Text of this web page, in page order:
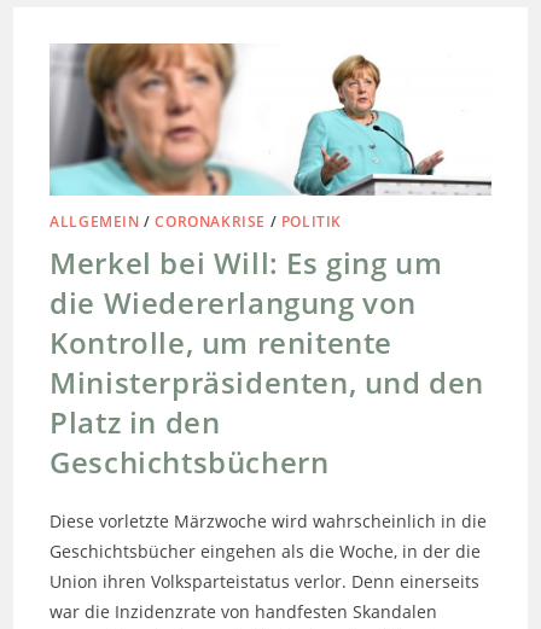
ALLGEMEIN /CORONAKRISE / POLITIK
Merkel bei Will: Es ging um
die Wiedererlangung von
Kontrolle, um renitente
Ministerpräsidenten, und den
Platz in den
Geschichtsbüchern
Diese vorletzte Märzwoche wird wahrscheinlich in die
Geschichtsbücher eingehen als die Woche, in der die
Union ihren Volksparteistatus verlor. Denn einerseits
war die Inzidenzrate von handfesten Skandalen